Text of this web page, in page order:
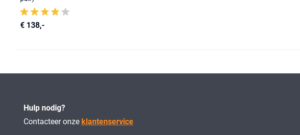
€ 138,-
Hulp nodig?
Contacteer onze klantenservice